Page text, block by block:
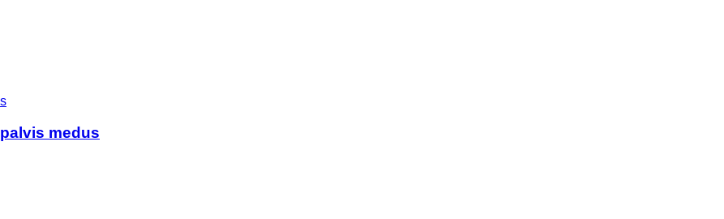
medus